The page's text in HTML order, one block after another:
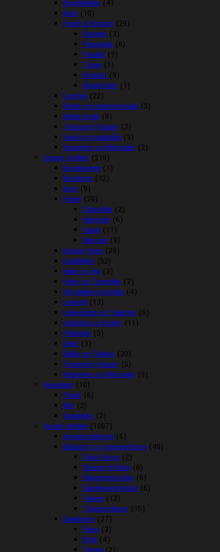
Bunddække (4)
Bure (10)
Foder & Snacks (29)
Kanarie (3)
Papegøje (6)
Parakit (9)
Trope (1)
Undulat (9)
Æggefoder (1)
Legetøj (22)
Reder og redemateriale (3)
Sidde pinde (8)
Transport Kasser (2)
Vand og madskåle (9)
Vitaminer og Mineraler (2)
Gnaver artikler (218)
Beroligende (1)
Bundstrø (12)
Bure (9)
Foder (28)
Chinchilla (2)
Hamster (6)
Kanin (11)
Marsvin (9)
Gnaver Huse (29)
Godbidder (52)
Halm og Hø (3)
Huler og Tunneller (7)
Hø hække og bolde (4)
Legetøj (13)
Løbegårde og Toiletter (6)
Løbehjul og Kugler (11)
Pelspleje (5)
Seler (3)
Skåle og Flasker (20)
Transport Kasser (5)
Vitaminer og Mineraler (9)
Havedam (10)
Foder (6)
Net (2)
Vandpleje (2)
Hunde artikler (1087)
Angstproblemer (6)
Biludstyr og transportbure (49)
Cykel Kurve (2)
Diverse til bilen (8)
Sikkerheds seler (6)
Sædebeskyttelse (6)
Tasker (12)
Transportbure (15)
Dækkener (27)
Regn (3)
Strik (4)